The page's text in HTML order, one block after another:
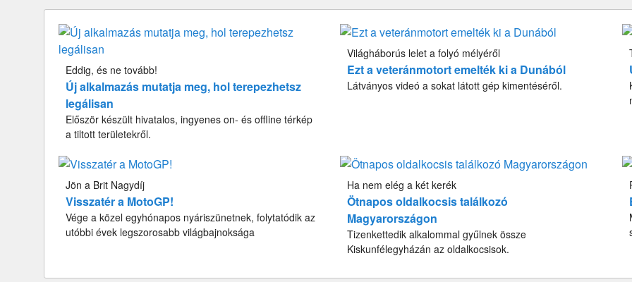
Eddig, és ne tovább!
Új alkalmazás mutatja meg, hol terepezhetsz
legálisan
Először készült hivatalos, ingyenes on- és offline térkép
a tiltott területekről.
Világháborús lelet a folyó mélyéről
Ezt a veteránmotort emelték ki a Dunából
Látványos videó a sokat látott gép kimentéséről.
Jön a Brit Nagydíj
Visszatér a MotoGP!
Vége a közel egyhónapos nyáriszünetnek, folytatódik az
utóbbi évek legszorosabb világbajnoksága
Ha nem elég a két kerék
Ötnapos oldalkocsis találkozó
Magyarországon
Tizenkettedik alkalommal gyűlnek össze
Kiskunfélegyházán az oldalkocsisok.